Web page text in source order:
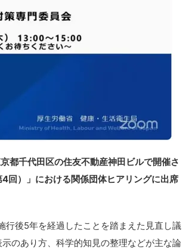
都千代田区の住友不動産神田ビルで開催さ
回）」における関係団体ヒアリングに出席
後5年を経過したことを踏まえた見直し議
のあり方、科学的知見の整理などが主な論